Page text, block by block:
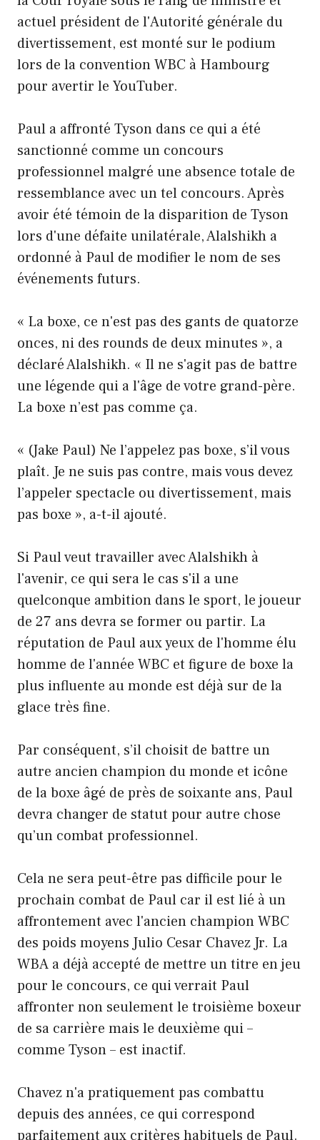
actuel président de l'Autorité générale du
divertissement, est monté sur le podium
lors de la convention WBC à Hambourg
pour avertir le YouTuber.
Paul a affronté Tyson dans ce qui a été
sanctionné comme un concours
professionnel malgré une absence totale de
ressemblance avec un tel concours. Après
avoir été témoin de la disparition de Tyson
lors d'une défaite unilatérale, Alalshikh a
ordonné à Paul de modifier le nom de ses
événements futurs.
« La boxe, ce n'est pas des gants de quatorze
onces, ni des rounds de deux minutes », a
déclaré Alalshikh. « Il ne s'agit pas de battre
une légende qui a l'âge de votre grand-père.
La boxe n’est pas comme ça.
« (Jake Paul) Ne l’appelez pas boxe, s’il vous
plaît. Je ne suis pas contre, mais vous devez
l’appeler spectacle ou divertissement, mais
pas boxe », a-t-il ajouté.
Si Paul veut travailler avec Alalshikh à
l'avenir, ce qui sera le cas s'il a une
quelconque ambition dans le sport, le joueur
de 27 ans devra se former ou partir. La
réputation de Paul aux yeux de l'homme élu
homme de l'année WBC et figure de boxe la
plus influente au monde est déjà sur de la
glace très fine.
Par conséquent, s’il choisit de battre un
autre ancien champion du monde et icône
de la boxe âgé de près de soixante ans, Paul
devra changer de statut pour autre chose
qu’un combat professionnel.
Cela ne sera peut-être pas difficile pour le
prochain combat de Paul car il est lié à un
affrontement avec l'ancien champion WBC
des poids moyens Julio Cesar Chavez Jr. La
WBA a déjà accepté de mettre un titre en jeu
pour le concours, ce qui verrait Paul
affronter non seulement le troisième boxeur
de sa carrière mais le deuxième qui –
comme Tyson – est inactif.
Chavez n'a pratiquement pas combattu
depuis des années, ce qui correspond
parfaitement aux critères habituels de Paul.